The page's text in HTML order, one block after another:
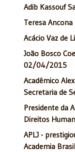
Adib Kassouf
Teresa Ancona
Acácio Vaz de
João Bosco
02/04/2015
Acadêmico
Secretaria de
Presidente da
Direitos
APLJ -
Academia